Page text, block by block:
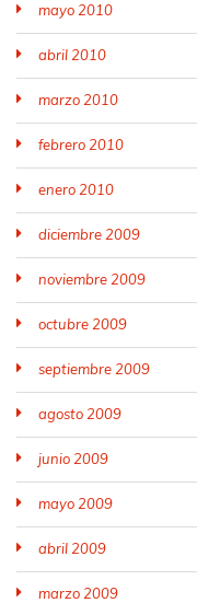
mayo 2010
abril 2010
marzo 2010
febrero 2010
enero 2010
diciembre 2009
noviembre 2009
octubre 2009
septiembre 2009
agosto 2009
junio 2009
mayo 2009
abril 2009
marzo 2009